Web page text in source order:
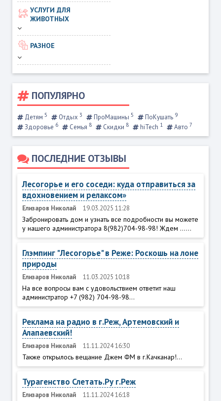
УСЛУГИ ДЛЯ
ЖИВОТНЫХ
РАЗНОЕ
ПОПУЛЯРНО
Детям 5 Отдых 3 ПроМашины 5 ПоКушать 9
Здоровье 6 Семья 8 Скидки 8 hiTech 1 Авто 7
ПОСЛЕДНИЕ ОТЗЫВЫ
Лесогорье и его соседи: куда отправиться за
вдохновением и релаксом»
Елизаров Николай 19.03.2025 11:28
Забронировать дом и узнать все подробности вы можете
у нашего администратора 8(982)704-98-98! Ждем ......
Глэмпинг "Лесогорье" в Реже: Роскошь на лоне
природы
Елизаров Николай 11.03.2025 10:18
На все вопросы вам с удовольствием ответит наш
администратор +7 (982) 704-98-98...
Реклама на радио в г.Реж, Артемовский и
Алапаевский!
Елизаров Николай 11.11.2024 16:30
Также открылось вещание Джем ФМ в г.Качканар!...
Турагенство Слетать.Ру г.Реж
Елизаров Николай 11.11.2024 16:18